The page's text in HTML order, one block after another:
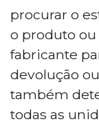
procurar o
o produto
fabricante
devolução
também
todas as